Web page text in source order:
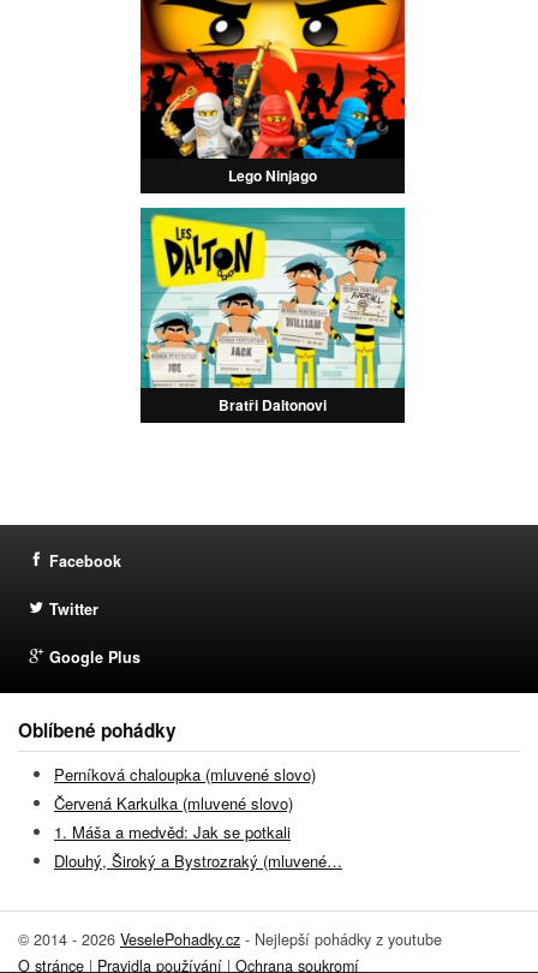
Lego Ninjago
Bratři Daltonovi
Facebook
Twitter
Google Plus
Oblíbené pohádky
Perníková chaloupka (mluvené slovo)
Červená Karkulka (mluvené slovo)
1. Máša a medvěd: Jak se potkali
Dlouhý, Široký a Bystrozraký (mluvené…
© 2014 - 2026 VeselePohadky.cz - Nejlepší pohádky z youtube
O stránce | Pravidla používání | Ochrana soukromí